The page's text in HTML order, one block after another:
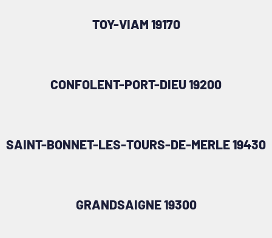
TOY-VIAM 19170
CONFOLENT-PORT-DIEU 19200
SAINT-BONNET-LES-TOURS-DE-MERLE 19430
GRANDSAIGNE 19300